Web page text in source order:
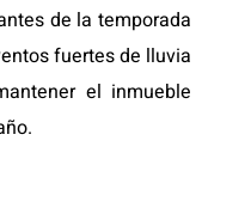
de la temporada
fuertes de lluvia
el inmueble